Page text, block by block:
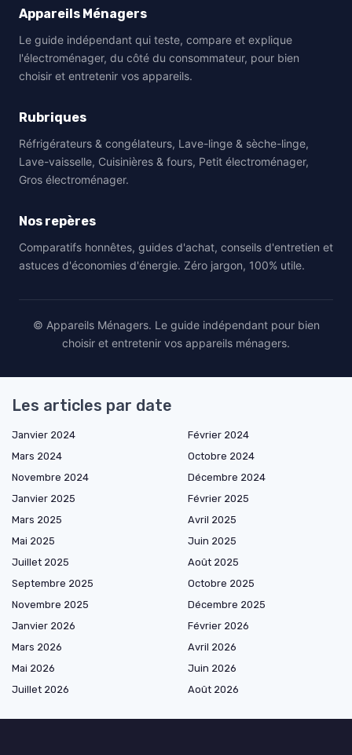
Appareils Ménagers
Le guide indépendant qui teste, compare et explique
l'électroménager, du côté du consommateur, pour bien
choisir et entretenir vos appareils.
Rubriques
Réfrigérateurs & congélateurs, Lave-linge & sèche-linge,
Lave-vaisselle, Cuisinières & fours, Petit électroménager,
Gros électroménager.
Nos repères
Comparatifs honnêtes, guides d'achat, conseils d'entretien et
astuces d'économies d'énergie. Zéro jargon, 100% utile.
© Appareils Ménagers. Le guide indépendant pour bien
choisir et entretenir vos appareils ménagers.
Les articles par date
Janvier 2024
Février 2024
Mars 2024
Octobre 2024
Novembre 2024
Décembre 2024
Janvier 2025
Février 2025
Mars 2025
Avril 2025
Mai 2025
Juin 2025
Juillet 2025
Août 2025
Septembre 2025
Octobre 2025
Novembre 2025
Décembre 2025
Janvier 2026
Février 2026
Mars 2026
Avril 2026
Mai 2026
Juin 2026
Juillet 2026
Août 2026